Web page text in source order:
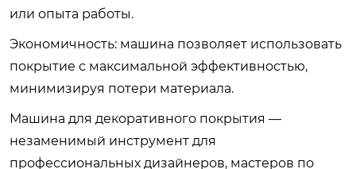
или опыта работы.
Экономичность: машина позволяет использовать
покрытие с максимальной эффективностью,
минимизируя потери материала.
Машина для декоративного покрытия —
незаменимый инструмент для
профессиональных дизайнеров, мастеров по